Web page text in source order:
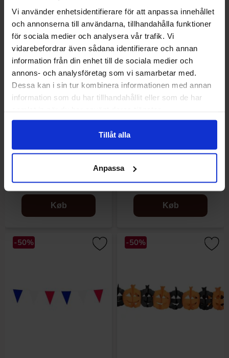
Vi använder enhetsidentifierare för att anpassa innehållet
och annonserna till användarna, tillhandahålla funktioner
för sociala medier och analysera vår trafik. Vi
vidarebefordrar även sådana identifierare och annan
information från din enhet till de sociala medier och
annons- och analysföretag som vi samarbetar med.
Dessa kan i sin tur kombinera informationen med annan
information som du har tillhandahållit eller som de har
Tillåt alla
Anpassa
-50%
Girlang Happy New Year Guld
Metallic
49 kr 24.50 kr
Køb
-50%
49 kr 24.50 kr
Køb
-50% -50%